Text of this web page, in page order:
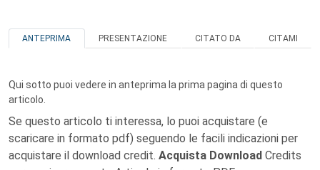
ANTEPRIMA PRESENTAZIONE CITATO DA CITAMI
Qui sotto puoi vedere in anteprima la prima pagina di questo
articolo.
Se questo articolo ti interessa, lo puoi acquistare (e
scaricare in formato pdf) seguendo le facili indicazioni per
acquistare il download credit. Acquista Download Credits